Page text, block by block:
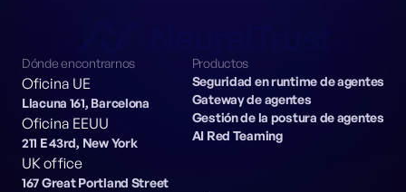
Dónde encontrarnos
Oficina UE
Llacuna 161, Barcelona
Oficina EEUU
211 E 43rd, New York
UK office
167 Great Portland Street
Productos
Seguridad en runtime de agentes
Gateway de agentes
Gestión de la postura de agentes
AI Red Teaming